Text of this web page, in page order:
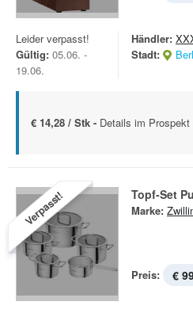
Leider verpasst!
Gültig: 05.06. -
19.06.
Händler:
Stadt:
€ 14,28 / Stk - Details im Prospekt
Verpasst! Topf-Set
Marke:
Preis: €